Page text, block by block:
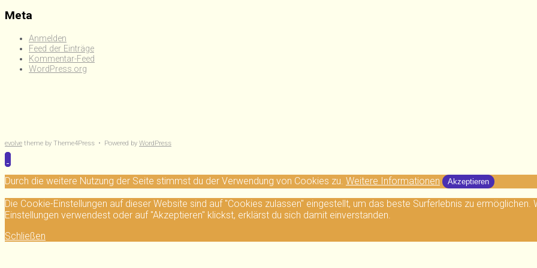
Meta
Anmelden
Feed der Einträge
Kommentar-Feed
WordPress.org
evolve theme by Theme4Press • Powered by WordPress
Durch die weitere Nutzung der Seite stimmst du der Verwendung von Cookies zu. Weitere Informationen Akzeptieren
Die Cookie-Einstellungen auf dieser Website sind auf "Cookies zulassen" eingestellt, um das beste Surferlebnis zu
Einstellungen verwendest oder auf "Akzeptieren" klickst, erklärst du sich damit einverstanden.
Schließen